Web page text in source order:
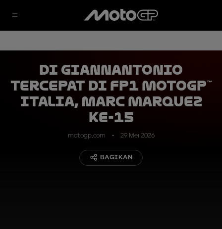
Di Giannantonio
Tercepat di FP1 MotoGP™
Italia, Marc Marquez
ke-15
motogp.com 29 Mei 2026
BAGIKAN